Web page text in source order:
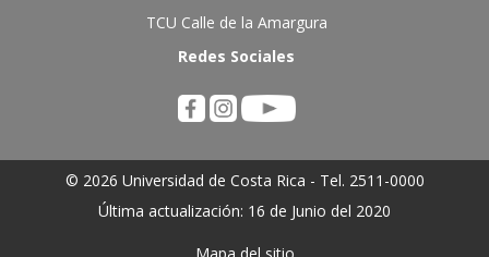
TCU Calle de la Amargura
Redes Sociales
© 2026 Universidad de Costa Rica - Tel. 2511-0000
Última actualización: 16 de Junio del 2020
Mapa del sitio